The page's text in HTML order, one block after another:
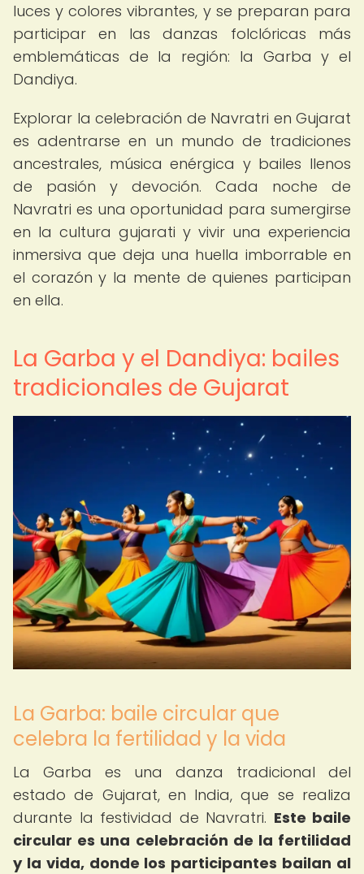
luces y colores vibrantes, y se preparan para
participar en las danzas folclóricas más
emblemáticas de la región: la Garba y el
Dandiya.
Explorar la celebración de Navratri en Gujarat
es adentrarse en un mundo de tradiciones
ancestrales, música enérgica y bailes llenos
de pasión y devoción. Cada noche de
Navratri es una oportunidad para sumergirse
en la cultura gujarati y vivir una experiencia
inmersiva que deja una huella imborrable en
el corazón y la mente de quienes participan
en ella.
La Garba y el Dandiya: bailes
tradicionales de Gujarat
La Garba: baile circular que
celebra la fertilidad y la vida
La Garba es una danza tradicional del
estado de Gujarat, en India, que se realiza
durante la festividad de Navratri. Este baile
circular es una celebración de la fertilidad
y la vida, donde los participantes bailan al